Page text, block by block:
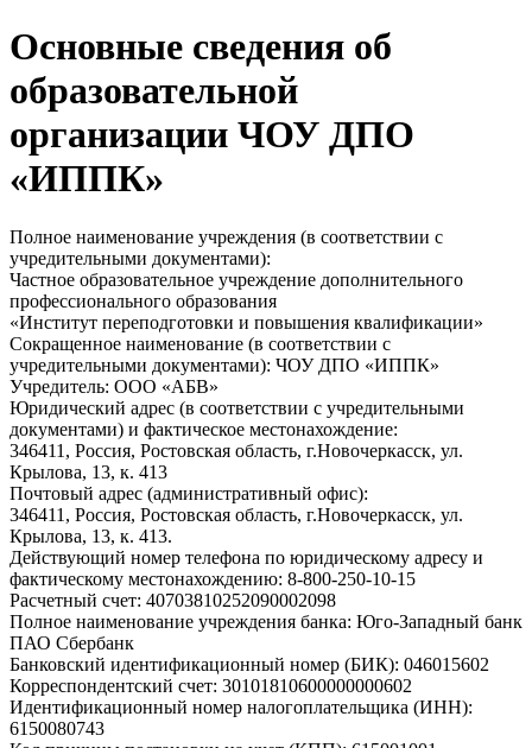
Основные сведения об
образовательной
организации ЧОУ ДПО
«ИППК»
Полное наименование учреждения (в соответствии с
учредительными документами):
Частное образовательное учреждение дополнительного
профессионального образования
«Институт переподготовки и повышения квалификации»
Сокращенное наименование (в соответствии с
учредительными документами): ЧОУ ДПО «ИППК»
Учредитель: ООО «АБВ»
Юридический адрес (в соответствии с учредительными
документами) и фактическое местонахождение:
346411, Россия, Ростовская область, г.Новочеркасск, ул.
Крылова, 13, к. 413
Почтовый адрес (административный офис):
346411, Россия, Ростовская область, г.Новочеркасск, ул.
Крылова, 13, к. 413.
Действующий номер телефона по юридическому адресу и
фактическому местонахождению: 8-800-250-10-15
Расчетный счет: 40703810252090002098
Полное наименование учреждения банка: Юго-Западный банк
ПАО Сбербанк
Банковский идентификационный номер (БИК): 046015602
Корреспондентский счет: 30101810600000000602
Идентификационный номер налогоплательщика (ИНН):
6150080743